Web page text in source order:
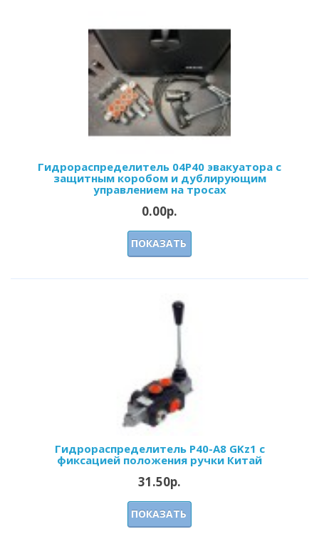
Гидрораспределитель 04Р40 эвакуатора с
защитным коробом и дублирующим
управлением на тросах
0.00р.
ПОКАЗАТЬ
Гидрораспределитель Р40-А8 GKz1 с
фиксацией положения ручки Китай
31.50р.
ПОКАЗАТЬ